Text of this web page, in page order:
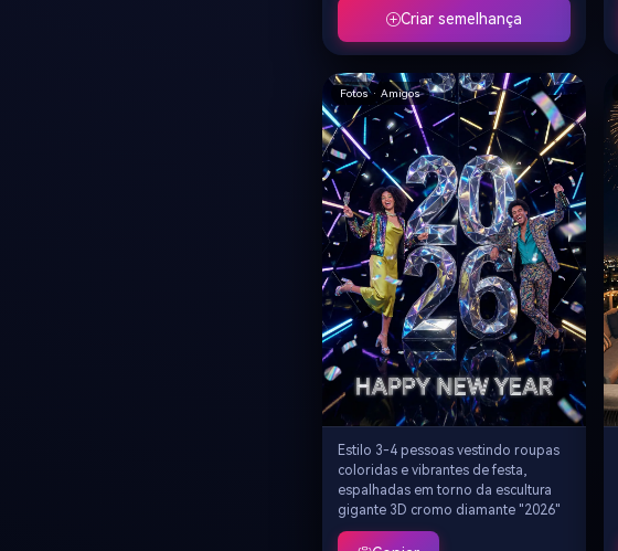
legendas "Novo começo 365/dia"
claramente visíveis, nevoeiro
atmosférico e partículas de bokeh,
atmosfera fotográfica de viagens
de aventura, iluminação natural ao
ar livre
Criar semelhança
Fotos · Amigos
Estilo 3-4 pessoas vestindo roupas
coloridas e vibrantes de festa,
espalhadas em torno da escultura
gigante 3D cromo diamante "2026"
no estúdio reflexivo preto, cada um